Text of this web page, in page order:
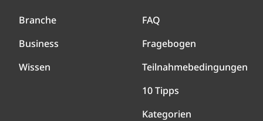
Branche
Business
Wissen
FAQ
Fragebogen
Teilnahmebedingungen
10 Tipps
Kategorien